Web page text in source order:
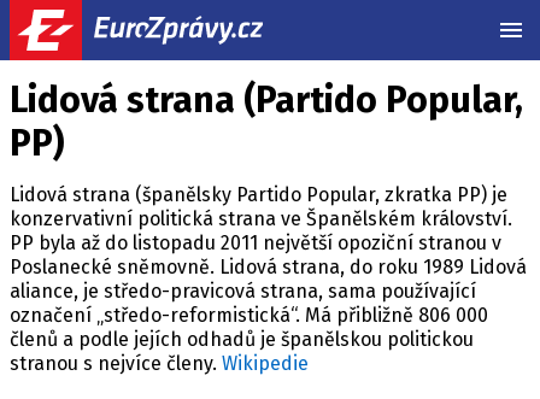
Lidová strana (Partido Popular,
PP)
Lidová strana (španělsky Partido Popular, zkratka PP) je
konzervativní politická strana ve Španělském království.
PP byla až do listopadu 2011 největší opoziční stranou v
Poslanecké sněmovně. Lidová strana, do roku 1989 Lidová
aliance, je středo-pravicová strana, sama používající
označení „středo-reformistická“. Má přibližně 806 000
členů a podle jejích odhadů je španělskou politickou
stranou s nejvíce členy. Wikipedie